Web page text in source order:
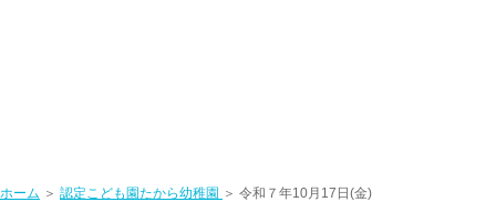
ホーム ＞ 認定こども園たから幼稚園 ＞ 令和７年10月17日(金)